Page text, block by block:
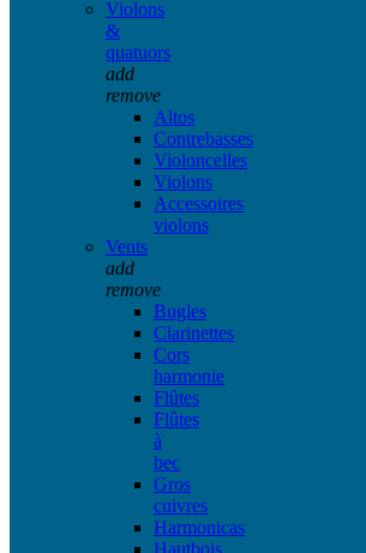
Violons
&
quatuors
add
remove
Altos
Contrebasses
Violoncelles
Violons
Accessoires
violons
Vents
add
remove
Bugles
Clarinettes
Cors
harmonie
Flûtes
Flûtes
à
bec
Gros
cuivres
Harmonicas
Hautbois